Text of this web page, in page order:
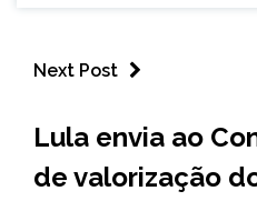
Next Post
NOTÍCIAS
Lula envia ao
de valorização